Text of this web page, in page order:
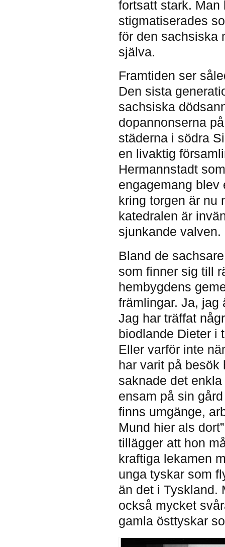
fortsatt stark. Man
stigmatiserades
för den sachsiska
själva.
Framtiden ser
Den sista
sachsiska
dopannonserna
städerna i södra
en livaktig
Hermannstadt
engagemang blev
kring torgen är nu
katedralen är
sjunkande valven.
Bland de
som finner sig till
hembygdens
främlingar. Ja, jag
Jag har träffat
biodlande Dieter i
Eller varför inte
har varit på besök
saknade det
ensam på sin
finns umgänge,
Mund hier als
tillägger att hon
kraftiga lekamen
unga tyskar som
än det i Tyskland.
också mycket
gamla östtyskar